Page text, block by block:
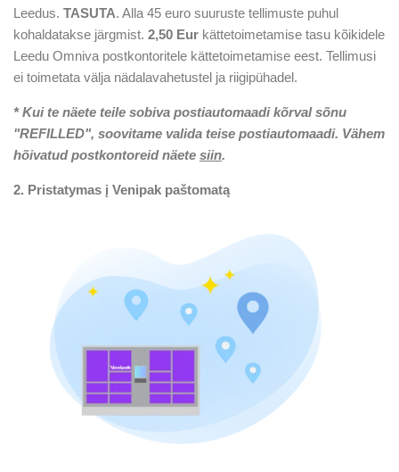
Leedus. TASUTA. Alla 45 euro suuruste tellimuste puhul
kohaldatakse järgmist. 2,50 Eur kättetoimetamise tasu kõikidele
Leedu Omniva postkontoritele kättetoimetamise eest. Tellimusi
ei toimetata välja nädalavahetustel ja riigipühadel.
* Kui te näete teile sobiva postiautomaadi kõrval sõnu
"REFILLED", soovitame valida teise postiautomaadi. Vähem
hõivatud postkontoreid näete siin.
2. Pristatymas į Venipak paštomatą